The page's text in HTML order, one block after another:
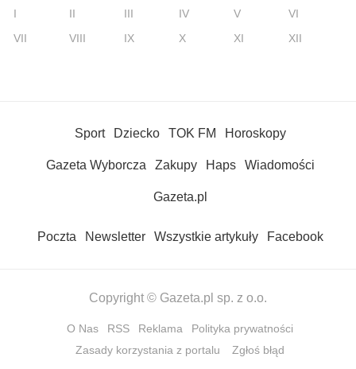
I II III IV V
VI
VII
VIII IX X XI XII
Sport Dziecko TOK FM Horoskopy
Gazeta Wyborcza Zakupy Haps Wiadomości
Gazeta.pl
Poczta Newsletter Wszystkie artykuły Facebook
Copyright © Gazeta.pl sp. z o.o.
O Nas RSS Reklama
Polityka prywatności
Zasady korzystania z portalu
Zgłoś błąd